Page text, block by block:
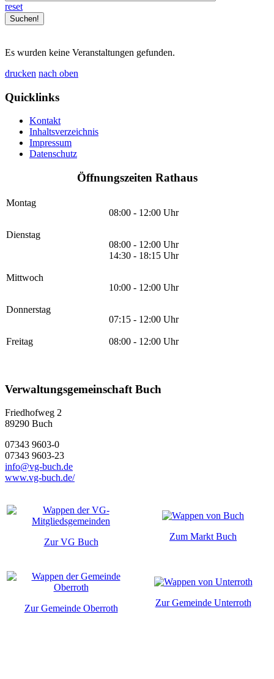
reset
Es wurden keine Veranstaltungen gefunden.
drucken nach oben
Quicklinks
Kontakt
Inhaltsverzeichnis
Impressum
Datenschutz
Öffnungszeiten Rathaus
Montag
08:00 - 12:00 Uhr
Dienstag
08:00 - 12:00 Uhr
14:30 - 18:15 Uhr
Mittwoch
10:00 - 12:00 Uhr
Donnerstag
07:15 - 12:00 Uhr
Freitag 08:00 - 12:00 Uhr
Verwaltungsgemeinschaft Buch
Friedhofweg 2
89290 Buch
07343 9603-0
07343 9603-23
info@vg-buch.de
www.vg-buch.de/
Zur VG Buch
Zum Markt Buch
Zur Gemeinde Oberroth
Zur Gemeinde Unterroth